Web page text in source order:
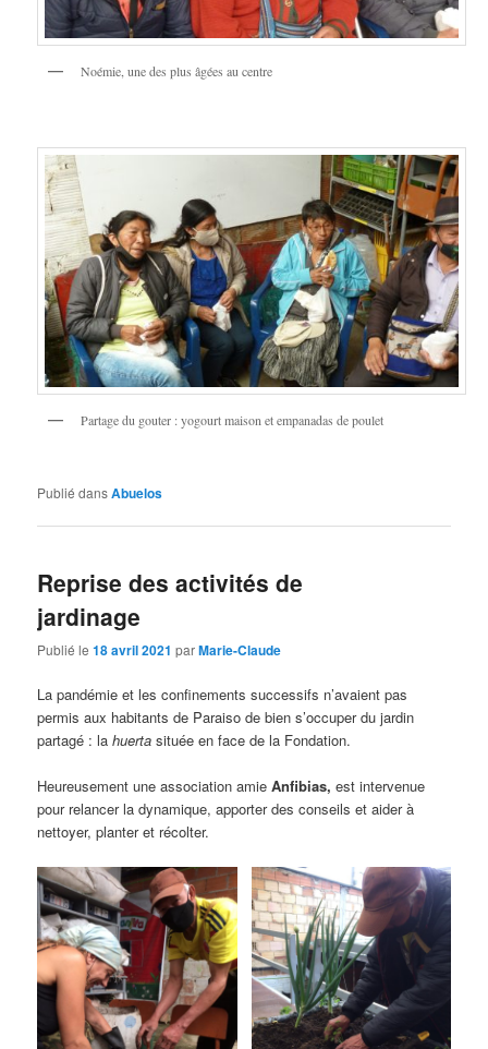
Noémie, une des plus âgées au centre
Partage du gouter : yogourt maison et empanadas de poulet
Publié dansAbuelos
Reprise des activités de
jardinage
Publié le18 avril 2021 parMarie-Claude
La pandémie et les confinements successifs n’avaient pas
permis aux habitants de Paraiso de bien s’occuper du jardin
partagé : lahuerta située en face de la Fondation.
Heureusement une association amie Anfibias, est intervenue
pour relancer la dynamique, apporter des conseils et aider à
nettoyer, planter et récolter.